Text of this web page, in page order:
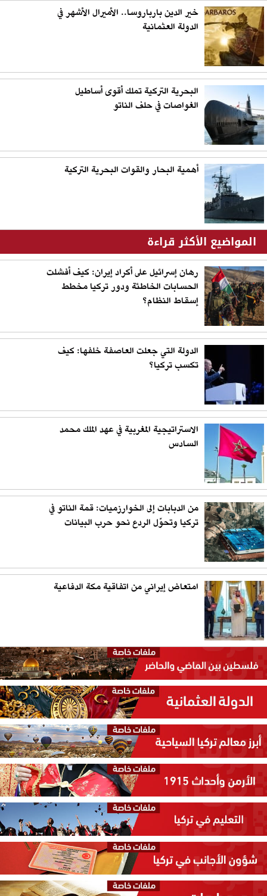
خير الدين بارباروسا.. الأميرال الأشهر في
الدولة العثمانية
البحرية التركية تملك أقوى أساطيل
الغواصات في حلف الناتو
أهمية البحار والقوات البحرية التركية
المواضيع الأكثر قراءة
رهان إسرائيل على أكراد إيران: كيف أفشلت
الحسابات الخاطئة ودور تركيا مخطط
إسقاط النظام؟
الدولة التي جعلت العاصفة خلفها: كيف
تكسب تركيا؟
الاستراتيجية المغربية في عهد الملك محمد
السادس
من الدبابات إلى الخوارزميات: قمة الناتو في
تركيا وتحوّل الردع نحو حرب البيانات
امتعاض إيراني من اتفاقية مكة الدفاعية